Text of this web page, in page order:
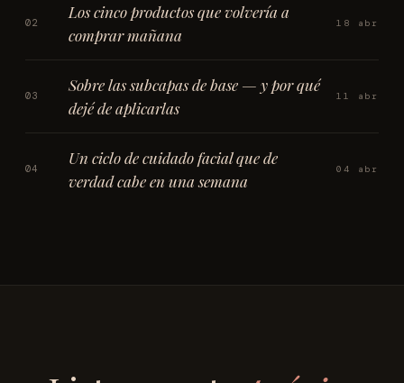
02
Los cinco productos que volvería a
comprar mañana
18 abr
03
Sobre las subcapas de base — y por qué
dejé de aplicarlas
11 abr
04
Un ciclo de cuidado facial que de
verdad cabe en una semana
04 abr